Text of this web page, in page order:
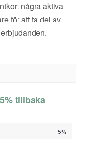
några aktiva
för att ta del av
tillbaka
5%